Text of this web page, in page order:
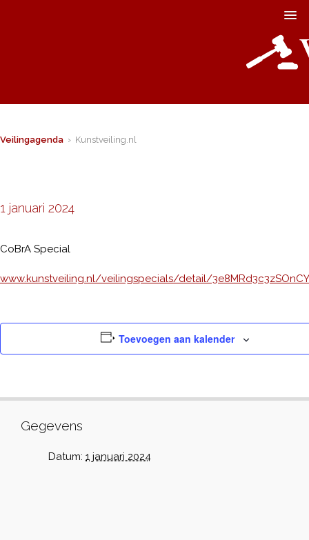
Veilingagenda › Kunstveiling.nl
1 januari 2024
CoBrA Special
www.kunstveiling.nl/veilingspecials/detail/
Toevoegen aan kalender
Gegevens
Datum: 1 januari 2024